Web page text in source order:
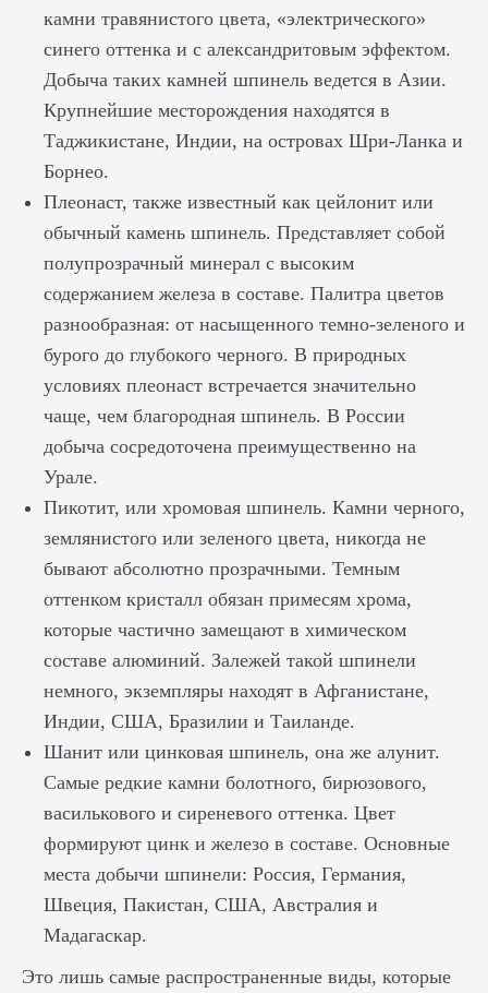
камни травянистого цвета, «электрического»
синего оттенка и с александритовым эффектом.
Добыча таких камней шпинель ведется в Азии.
Крупнейшие месторождения находятся в
Таджикистане, Индии, на островах Шри-Ланка и
Борнео.
Плеонаст, также известный как цейлонит или
обычный камень шпинель. Представляет собой
полупрозрачный минерал с высоким
содержанием железа в составе. Палитра цветов
разнообразная: от насыщенного темно-зеленого и
бурого до глубокого черного. В природных
условиях плеонаст встречается значительно
чаще, чем благородная шпинель. В России
добыча сосредоточена преимущественно на
Урале.
Пикотит, или хромовая шпинель. Камни черного,
землянистого или зеленого цвета, никогда не
бывают абсолютно прозрачными. Темным
оттенком кристалл обязан примесям хрома,
которые частично замещают в химическом
составе алюминий. Залежей такой шпинели
немного, экземпляры находят в Афганистане,
Индии, США, Бразилии и Таиланде.
Шанит или цинковая шпинель, она же алунит.
Самые редкие камни болотного, бирюзового,
василькового и сиреневого оттенка. Цвет
формируют цинк и железо в составе. Основные
места добычи шпинели: Россия, Германия,
Швеция, Пакистан, США, Австралия и
Мадагаскар.
Это лишь самые распространенные виды, которые